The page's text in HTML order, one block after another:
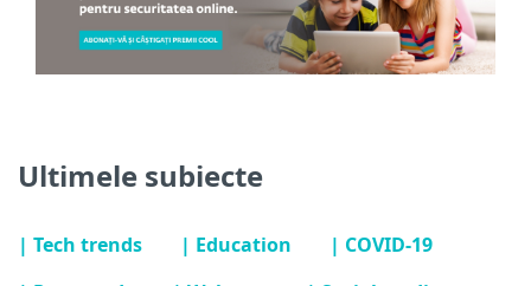
Ultimele subiecte
| Tech trends | Education
| COVID-19